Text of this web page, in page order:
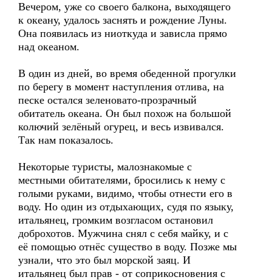
Вечером, уже со своего балкона, выходящего
к океану, удалось заснять и рождение Луны.
Она появилась из ниоткуда и зависла прямо
над океаном.
В один из дней, во время обеденной прогулки
по берегу в момент наступления отлива, на
песке остался зеленовато-прозрачный
обитатель океана. Он был похож на большой
колючий зелёный огурец, и весь извивался.
Так нам показалось.
Некоторые туристы, малознакомые с
местными обитателями, бросились к нему с
голыми руками, видимо, чтобы отнести его в
воду. Но один из отдыхающих, судя по языку,
итальянец, громким возгласом остановил
доброхотов. Мужчина снял с себя майку, и с
её помощью отнёс существо в воду. Позже мы
узнали, что это был морской заяц. И
итальянец был прав - от соприкосновения с